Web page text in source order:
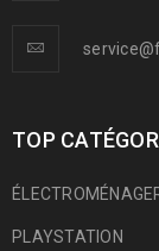
TOP
PLAYSTATION